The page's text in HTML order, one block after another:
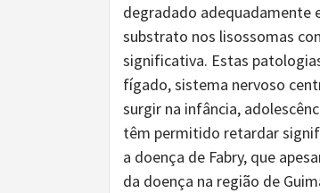
degradado adequadamente
substrato nos lisossomas
significativa. Estas
fígado, sistema nervoso
surgir na infância,
têm permitido retardar
a doença de Fabry, que
da doença na região de